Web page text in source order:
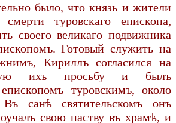
было, что князь и жители
туровскаго епископа,
своего великаго подвижника
Готовый служить на
Кириллъ согласился на
ихъ просьбу и былъ
туровскимъ, около
санѣ святительскомъ онъ
свою паству въ храмѣ, и